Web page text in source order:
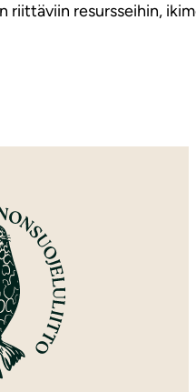
riittäviin resursseihin,